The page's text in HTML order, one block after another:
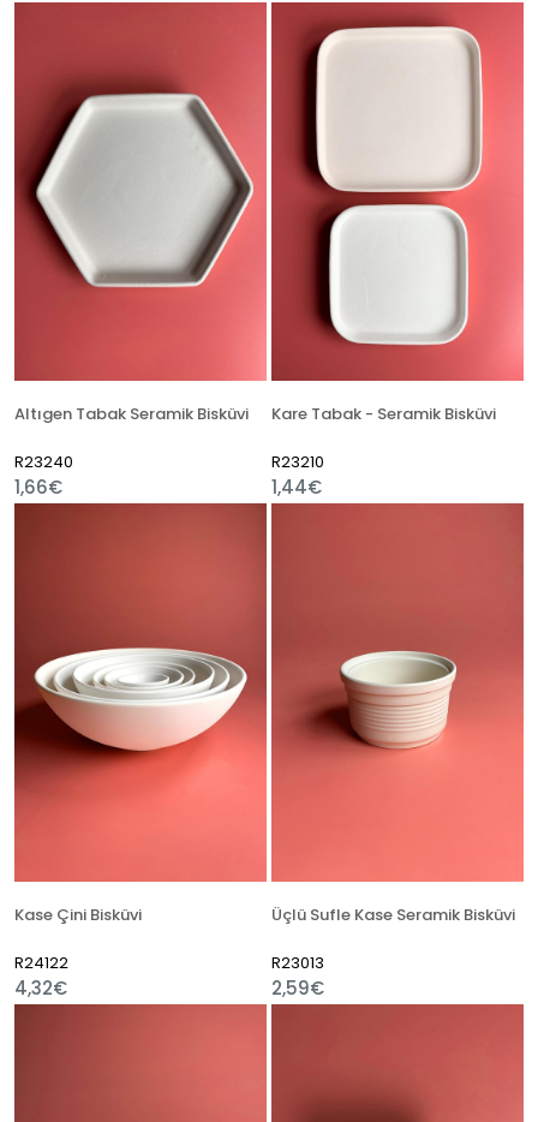
Altıgen Tabak Seramik Bisküvi
R23240
1,66€
Kare Tabak - Seramik Bisküvi
R23210
1,44€
Kase Çini Bisküvi
R24122
4,32€
Üçlü Sufle Kase Seramik Bisküvi
R23013
2,59€